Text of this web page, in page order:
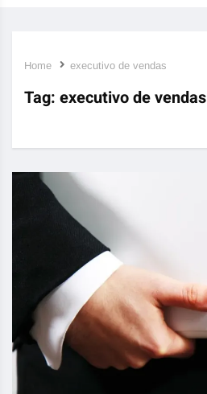
Home executivo de vendas
Tag: executivo de vendas